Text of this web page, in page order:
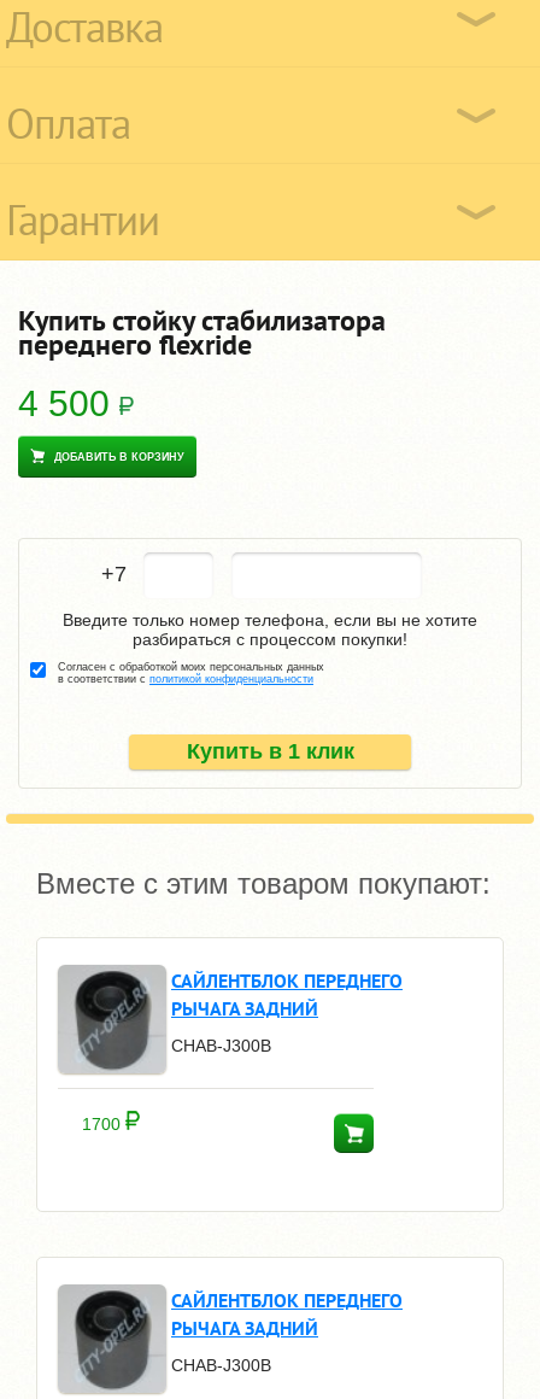
Доставка
Оплата
Гарантии
Купить стойку стабилизатора
переднего flexride
4 500
ДОБАВИТЬ В КОРЗИНУ
+7
Купить в 1 клик
Введите только номер телефона, если вы не хотите
разбираться с процессом покупки!
Согласен с обработкой моих персональных данных
в соответствии с политикой конфиденциальности
Вместе с этим товаром покупают:
САЙЛЕНТБЛОК ПЕРЕДНЕГО
РЫЧАГА ЗАДНИЙ
CHAB-J300B
1700
САЙЛЕНТБЛОК ПЕРЕДНЕГО
РЫЧАГА ЗАДНИЙ
CHAB-J300B